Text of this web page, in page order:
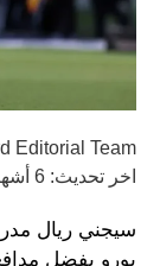
Editorial Team
اخر تحديث: 6 أشهر ago
يورو بفضل